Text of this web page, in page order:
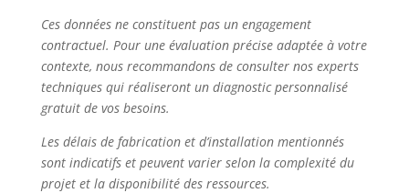
Ces données ne constituent pas un engagement
contractuel. Pour une évaluation précise adaptée à votre
contexte, nous recommandons de consulter nos experts
techniques qui réaliseront un diagnostic personnalisé
gratuit de vos besoins.
Les délais de fabrication et d’installation mentionnés
sont indicatifs et peuvent varier selon la complexité du
projet et la disponibilité des ressources.